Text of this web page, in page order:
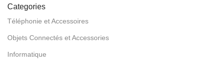
Categories
Téléphonie et Accessoires
Objets Connectés et Accessories
Informatique